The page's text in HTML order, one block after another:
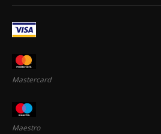
Mastercard
Maestro